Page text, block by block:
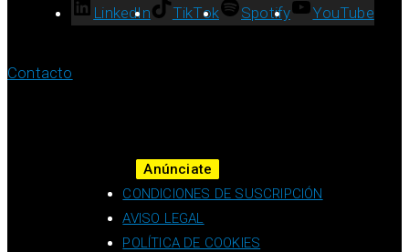
LinkedIn
TikTok Spotify YouTube
Contacto
Anúnciate
CONDICIONES DE SUSCRIPCIÓN
AVISO LEGAL
POLÍTICA DE COOKIES